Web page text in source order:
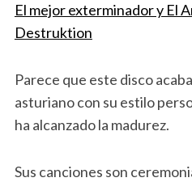
El mejor exterminador y El
Destruktion
Parece que este disco
asturiano con su estilo
ha alcanzado la madurez.
Sus canciones son